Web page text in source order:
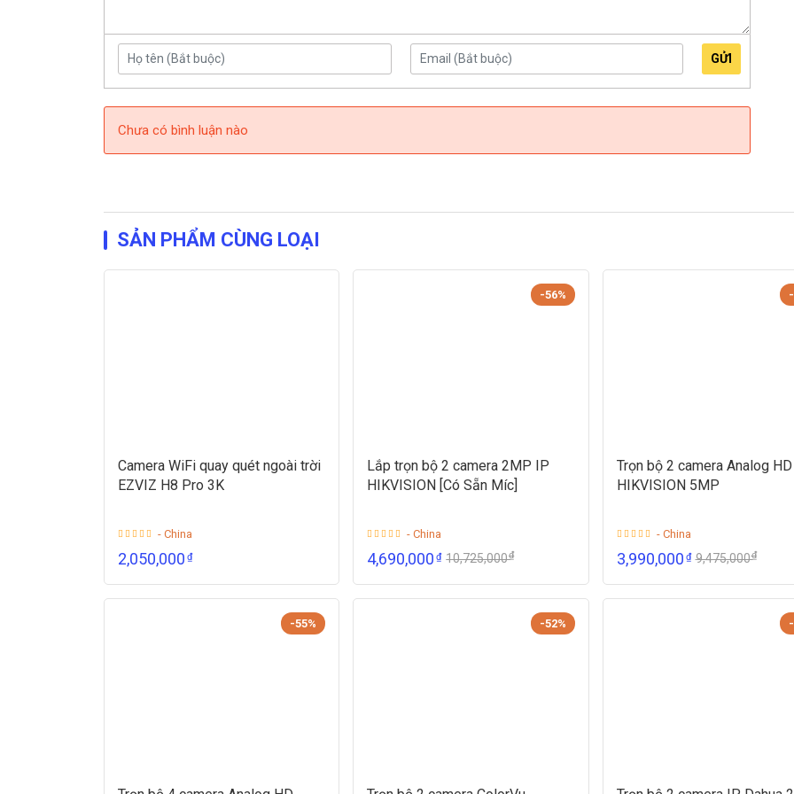
GỬI
Chưa có bình luận nào
SẢN PHẨM CÙNG LOẠI
Camera WiFi quay quét ngoài trời
EZVIZ H8 Pro 3K
- China
2,050,000₫
-56%
Lắp trọn bộ 2 camera 2MP IP
HIKVISION [Có Sẵn Míc]
- China
4,690,000₫ 10,725,000₫
Trọn bộ 2 camera Analog HD
HIKVISION 5MP
- China
3,990,000₫ 9,475,000₫
-55% -52%